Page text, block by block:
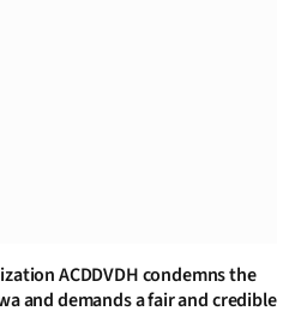
ACDDVDH condemns the
and demands a fair and credible